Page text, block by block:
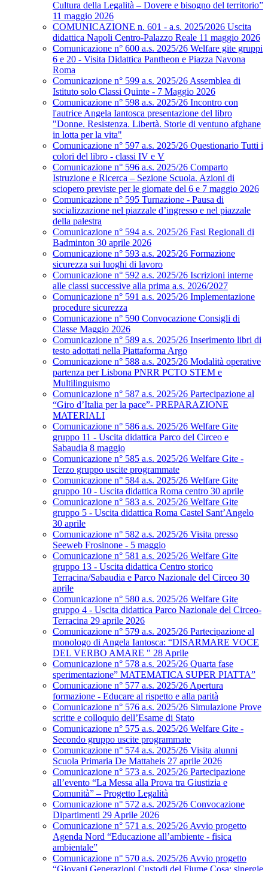
Cultura della Legalità – Dovere e bisogno del territorio”
11 maggio 2026
COMUNICAZIONE n. 601 - a.s. 2025/2026 Uscita
didattica Napoli Centro-Palazzo Reale 11 maggio 2026
Comunicazione n° 600 a.s. 2025/26 Welfare gite gruppi
6 e 20 - Visita Didattica Pantheon e Piazza Navona
Roma
Comunicazione n° 599 a.s. 2025/26 Assemblea di
Istituto solo Classi Quinte - 7 Maggio 2026
Comunicazione n° 598 a.s. 2025/26 Incontro con
l'autrice Angela Iantosca presentazione del libro
"Donne. Resistenza. Libertà. Storie di ventuno afghane
in lotta per la vita"
Comunicazione n° 597 a.s. 2025/26 Questionario Tutti i
colori del libro - classi IV e V
Comunicazione n° 596 a.s. 2025/26 Comparto
Istruzione e Ricerca – Sezione Scuola. Azioni di
sciopero previste per le giornate del 6 e 7 maggio 2026
Comunicazione n° 595 Turnazione - Pausa di
socializzazione nel piazzale d’ingresso e nel piazzale
della palestra
Comunicazione n° 594 a.s. 2025/26 Fasi Regionali di
Badminton 30 aprile 2026
Comunicazione n° 593 a.s. 2025/26 Formazione
sicurezza sui luoghi di lavoro
Comunicazione n° 592 a.s. 2025/26 Iscrizioni interne
alle classi successive alla prima a.s. 2026/2027
Comunicazione n° 591 a.s. 2025/26 Implementazione
procedure sicurezza
Comunicazione n° 590 Convocazione Consigli di
Classe Maggio 2026
Comunicazione n° 589 a.s. 2025/26 Inserimento libri di
testo adottati nella Piattaforma Argo
Comunicazione n° 588 a.s. 2025/26 Modalità operative
partenza per Lisbona PNRR PCTO STEM e
Multilinguismo
Comunicazione n° 587 a.s. 2025/26 Partecipazione al
“Giro d’Italia per la pace”- PREPARAZIONE
MATERIALI
Comunicazione n° 586 a.s. 2025/26 Welfare Gite
gruppo 11 - Uscita didattica Parco del Circeo e
Sabaudia 8 maggio
Comunicazione n° 585 a.s. 2025/26 Welfare Gite -
Terzo gruppo uscite programmate
Comunicazione n° 584 a.s. 2025/26 Welfare Gite
gruppo 10 - Uscita didattica Roma centro 30 aprile
Comunicazione n° 583 a.s. 2025/26 Welfare Gite
gruppo 5 - Uscita didattica Roma Castel Sant’Angelo
30 aprile
Comunicazione n° 582 a.s. 2025/26 Visita presso
Seeweb Frosinone - 5 maggio
Comunicazione n° 581 a.s. 2025/26 Welfare Gite
gruppo 13 - Uscita didattica Centro storico
Terracina/Sabaudia e Parco Nazionale del Circeo 30
aprile
Comunicazione n° 580 a.s. 2025/26 Welfare Gite
gruppo 4 - Uscita didattica Parco Nazionale del Circeo-
Terracina 29 aprile 2026
Comunicazione n° 579 a.s. 2025/26 Partecipazione al
monologo di Angela Iantosca: “DISARMARE VOCE
DEL VERBO AMARE " 28 Aprile
Comunicazione n° 578 a.s. 2025/26 Quarta fase
sperimentazione” MATEMATICA SUPER PIATTA”
Comunicazione n° 577 a.s. 2025/26 Apertura
formazione - Educare al rispetto e alla parità
Comunicazione n° 576 a.s. 2025/26 Simulazione Prove
scritte e colloquio dell’Esame di Stato
Comunicazione n° 575 a.s. 2025/26 Welfare Gite -
Secondo gruppo uscite programmate
Comunicazione n° 574 a.s. 2025/26 Visita alunni
Scuola Primaria De Mattaheis 27 aprile 2026
Comunicazione n° 573 a.s. 2025/26 Partecipazione
all’evento “La Messa alla Prova tra Giustizia e
Comunità” – Progetto Legalità
Comunicazione n° 572 a.s. 2025/26 Convocazione
Dipartimenti 29 Aprile 2026
Comunicazione n° 571 a.s. 2025/26 Avvio progetto
Agenda Nord “Educazione all’ambiente - fisica
ambientale”
Comunicazione n° 570 a.s. 2025/26 Avvio progetto